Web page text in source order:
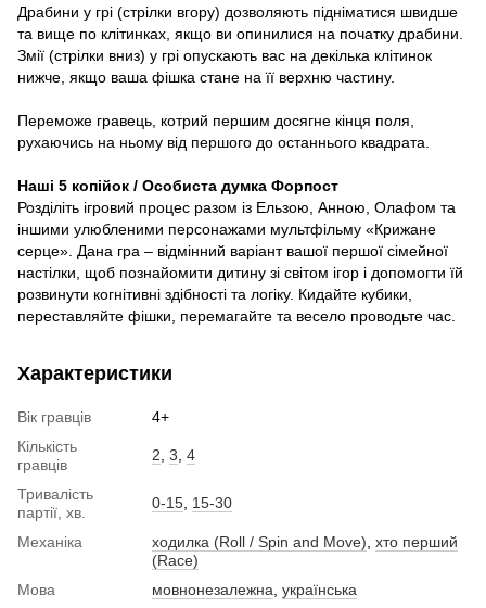
Драбини у грі (стрілки вгору) дозволяють підніматися швидше
та вище по клітинках, якщо ви опинилися на початку драбини.
Змії (стрілки вниз) у грі опускають вас на декілька клітинок
нижче, якщо ваша фішка стане на її верхню частину.
Переможе гравець, котрий першим досягне кінця поля,
рухаючись на ньому від першого до останнього квадрата.
Наші 5 копійок / Особиста думка Форпост
Розділіть ігровий процес разом із Ельзою, Анною, Олафом та
іншими улюбленими персонажами мультфільму «Крижане
серце». Дана гра – відмінний варіант вашої першої сімейної
настілки, щоб познайомити дитину зі світом ігор і допомогти їй
розвинути когнітивні здібності та логіку. Кидайте кубики,
переставляйте фішки, перемагайте та весело проводьте час.
Характеристики
Вік гравців
4+
Кількість
гравців
2 3 4
Тривалість
партії, хв.
0-15 15-30
Механіка ходилка (Roll / Spin and Move) хто перший
(Race)
Мова
мовнонезалежна українська